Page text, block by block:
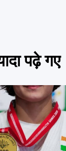
पढ़े गए